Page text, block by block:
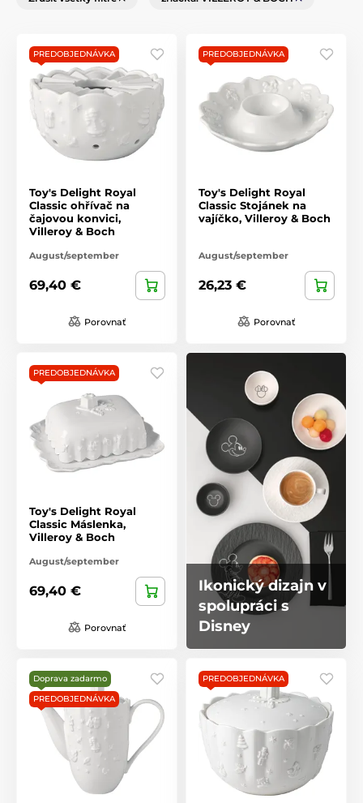
PREDOBJEDNÁVKA
Toy's Delight Royal
Classic ohřívač na
čajovou konvici,
Villeroy & Boch
August/september
69,40 €
Porovnať
PREDOBJEDNÁVKA
Toy's Delight Royal
Classic Stojánek na
vajíčko, Villeroy & Boch
August/september
26,23 €
Porovnať
PREDOBJEDNÁVKA
Toy's Delight Royal
Classic Máslenka,
Villeroy & Boch
August/september
69,40 €
Porovnať
Ikonický dizajn v
spolupráci s
Disney
Doprava zadarmo
PREDOBJEDNÁVKA
PREDOBJEDNÁVKA